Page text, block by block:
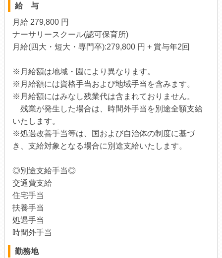
給 与
月給 279,800 円
ナーサリースクール(認可保育所)
月給(四大・短大・専門卒):279,800 円 + 賞与年2回
※月給額は地域・園により異なります。
※月給額には資格手当および地域手当を含みます。
※月給額にはみなし残業代は含まれておりません。
残業が発生した場合は、時間外手当を別途全額支給
いたします。
※処遇改善手当等は、国および自治体の制度に基づ
き、支給対象となる場合に別途支給いたします。
◎別途支給手当◎
交通費支給
住宅手当
扶養手当
処遇手当
時間外手当
勤務地